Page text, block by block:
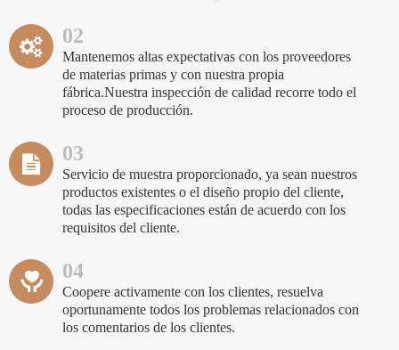
02
Mantenemos altas expectativas con los proveedores
de materias primas y con nuestra propia
fábrica.Nuestra inspección de calidad recorre todo el
proceso de producción.
03
Servicio de muestra proporcionado, ya sean nuestros
productos existentes o el diseño propio del cliente,
todas las especificaciones están de acuerdo con los
requisitos del cliente.
04
Coopere activamente con los clientes, resuelva
oportunamente todos los problemas relacionados con
los comentarios de los clientes.